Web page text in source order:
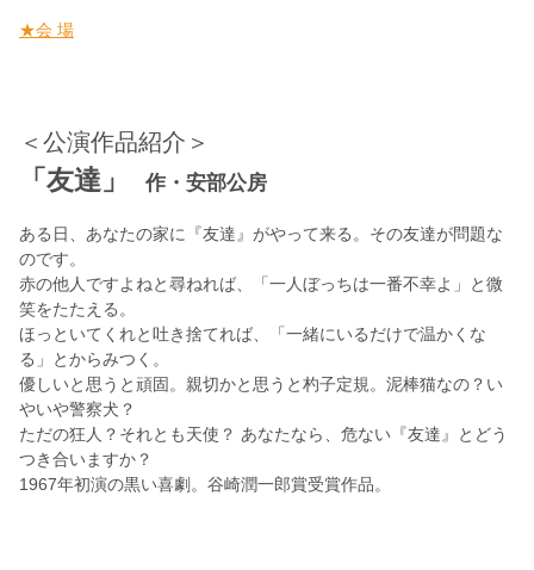
★会 場
＜公演作品紹介＞
「友達」 作・安部公房
ある日、あなたの家に『友達』がやって来る。その友達が問題な
のです。
赤の他人ですよねと尋ねれば、「一人ぼっちは一番不幸よ」と微
笑をたたえる。
ほっといてくれと吐き捨てれば、「一緒にいるだけで温かくな
る」とからみつく。
優しいと思うと頑固。親切かと思うと杓子定規。泥棒猫なの？い
やいや警察犬？
ただの狂人？それとも天使？ あなたなら、危ない『友達』とどう
つき合いますか？
1967年初演の黒い喜劇。谷崎潤一郎賞受賞作品。